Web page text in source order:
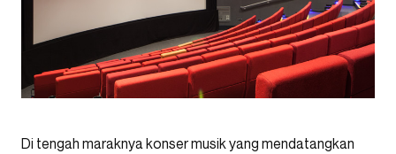
Di tengah maraknya konser musik yang mendatangkan